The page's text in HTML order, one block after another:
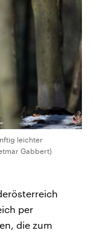
leichter
Gabbert)
per
die zum